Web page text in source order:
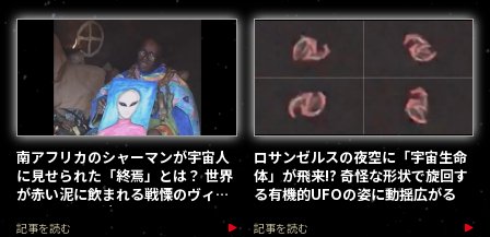
南アフリカのシャーマンが宇宙人
に見せられた「終焉」とは？ 世界
が赤い泥に飲まれる戦慄のヴィジ
ョンを語る／遠野そら
記事を読む
ロサンゼルスの夜空に「宇宙生命
体」が飛来!? 奇怪な形状で旋回す
る有機的UFOの姿に動揺広がる
記事を読む